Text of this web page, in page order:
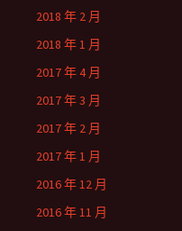
2018 年 2 月
2018 年 1 月
2017 年 4 月
2017 年 3 月
2017 年 2 月
2017 年 1 月
2016 年 12 月
2016 年 11 月